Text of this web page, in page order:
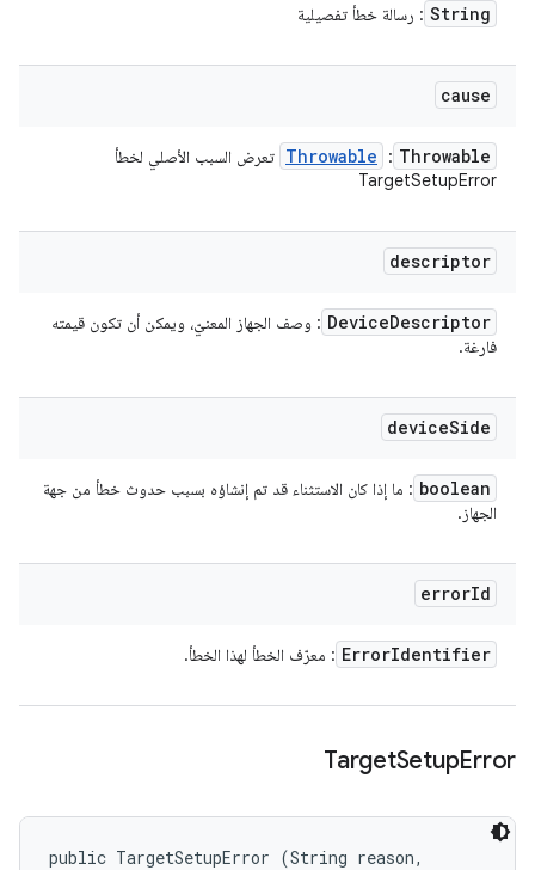
String : رسالة خطأ تفصيلية
cause
Throwable
:
Throwable تعرض السبب الأصلي لخطأ
TargetSetupError
descriptor
DeviceDescriptor
: وصف الجهاز المعنيّ، ويمكن أن تكون قيمته
فارغة.
deviceSide
boolean : ما إذا كان الاستثناء قد تم إنشاؤه بسبب حدوث خطأ من جهة
الجهاز.
errorId
ErrorIdentifier : معرّف الخطأ لهذا الخطأ.
TargetSetupError
public TargetSetupError (String reason,